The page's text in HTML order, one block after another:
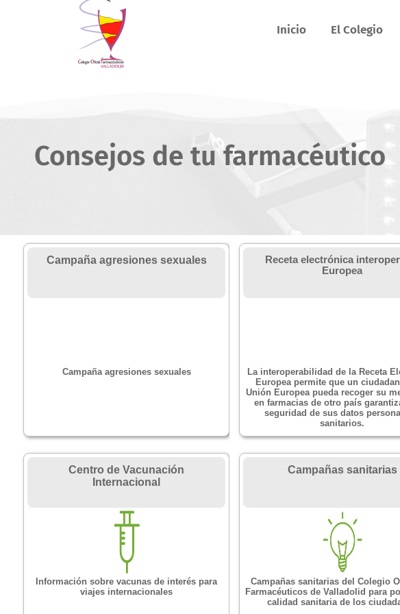
Inicio El Colegio
Consejos de tu farmacéutico
Campaña agresiones sexuales
Campaña agresiones sexuales
Receta electrónica
Europea
La interoperabilidad de la Receta
Europea permite que un
Unión Europea pueda recoger su
en farmacias de otro país
seguridad de sus datos
sanitarios.
Centro de Vacunación
Internacional
Información sobre vacunas de interés para
viajes internacionales
Campañas sanitarias
Campañas sanitarias del Colegio
Farmacéuticos de Valladolid para
calidad sanitaria de los